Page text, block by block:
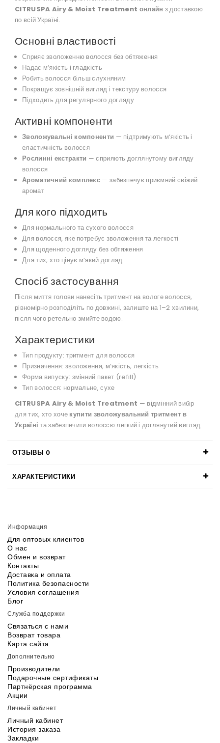
CITRUSPA Airy & Moist Treatment онлайн з доставкою
по всій Україні.
Основні властивості
Сприяє зволоженню волосся без обтяження
Надає мʼякість і гладкість
Робить волосся більш слухняним
Покращує зовнішній вигляд і текстуру волосся
Підходить для регулярного догляду
Активні компоненти
Зволожувальні компоненти — підтримують мʼякість і
еластичність волосся
Рослинні екстракти — сприяють доглянутому вигляду
волосся
Ароматичний комплекс — забезпечує приємний свіжий
аромат
Для кого підходить
Для нормального та сухого волосся
Для волосся, яке потребує зволоження та легкості
Для щоденного догляду без обтяження
Для тих, хто цінує мʼякий догляд
Спосіб застосування
Після миття голови нанесіть тритмент на вологе волосся,
рівномірно розподіліть по довжині, залиште на 1–2 хвилини,
після чого ретельно змийте водою.
Характеристики
Тип продукту: тритмент для волосся
Призначення: зволоження, мʼякість, легкість
Форма випуску: змінний пакет (refill)
Тип волосся: нормальне, сухе
CITRUSPA Airy & Moist Treatment — відмінний вибір
для тих, хто хоче купити зволожувальний тритмент в
Україні та забезпечити волоссю легкий і доглянутий вигляд.
ОТЗЫВЫ 0
ХАРАКТЕРИСТИКИ
Информация
Для оптовых клиентов
О нас
Обмен и возврат
Контакты
Доставка и оплата
Политика безопасности
Условия соглашения
Блог
Служба поддержки
Связаться с нами
Возврат товара
Карта сайта
Дополнительно
Производители
Подарочные сертификаты
Партнёрская программа
Акции
Личный кабинет
Личный кабинет
История заказа
Закладки